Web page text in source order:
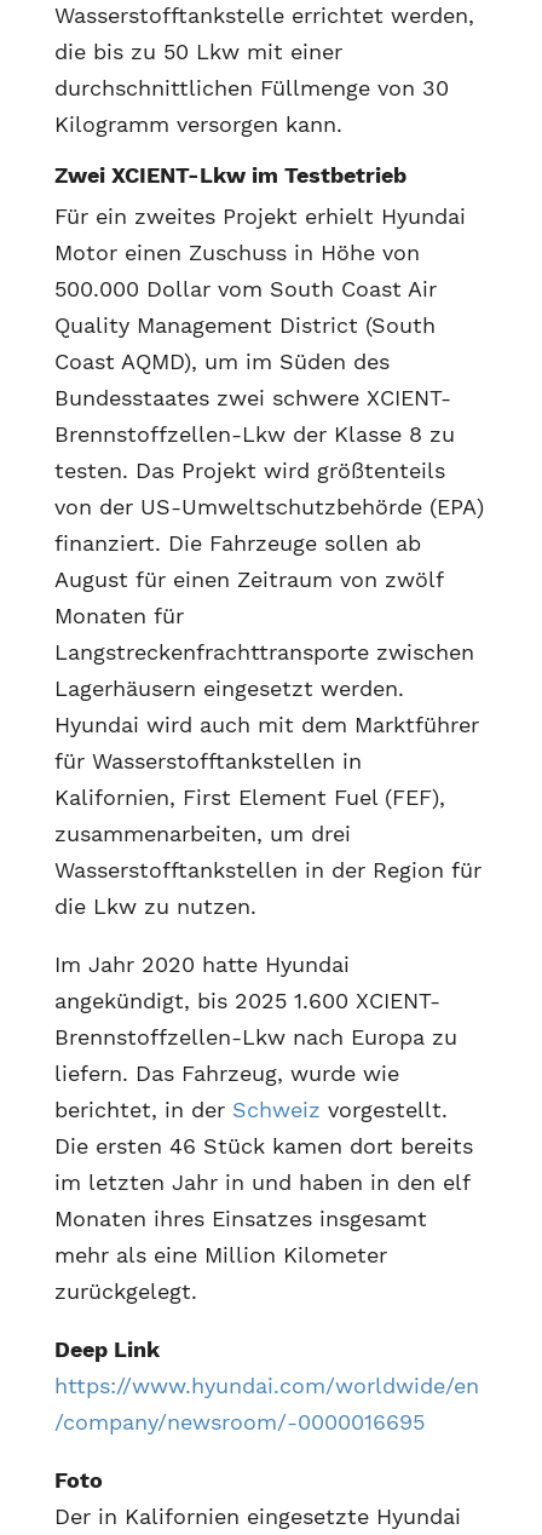
Wasserstofftankstelle errichtet werden,
die bis zu 50 Lkw mit einer
durchschnittlichen Füllmenge von 30
Kilogramm versorgen kann.
Zwei XCIENT-Lkw im Testbetrieb
Für ein zweites Projekt erhielt Hyundai
Motor einen Zuschuss in Höhe von
500.000 Dollar vom South Coast Air
Quality Management District (South
Coast AQMD), um im Süden des
Bundesstaates zwei schwere XCIENT-
Brennstoffzellen-Lkw der Klasse 8 zu
testen. Das Projekt wird größtenteils
von der US-Umweltschutzbehörde (EPA)
finanziert. Die Fahrzeuge sollen ab
August für einen Zeitraum von zwölf
Monaten für
Langstreckenfrachttransporte zwischen
Lagerhäusern eingesetzt werden.
Hyundai wird auch mit dem Marktführer
für Wasserstofftankstellen in
Kalifornien, First Element Fuel (FEF),
zusammenarbeiten, um drei
Wasserstofftankstellen in der Region für
die Lkw zu nutzen.
Im Jahr 2020 hatte Hyundai
angekündigt, bis 2025 1.600 XCIENT-
Brennstoffzellen-Lkw nach Europa zu
liefern. Das Fahrzeug, wurde wie
berichtet, in der Schweiz vorgestellt.
Die ersten 46 Stück kamen dort bereits
im letzten Jahr in und haben in den elf
Monaten ihres Einsatzes insgesamt
mehr als eine Million Kilometer
zurückgelegt.
Deep Link
https://www.hyundai.com/worldwide/en
/company/newsroom/-0000016695
Foto
Der in Kalifornien eingesetzte Hyundai